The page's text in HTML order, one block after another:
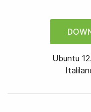
Ubuntu